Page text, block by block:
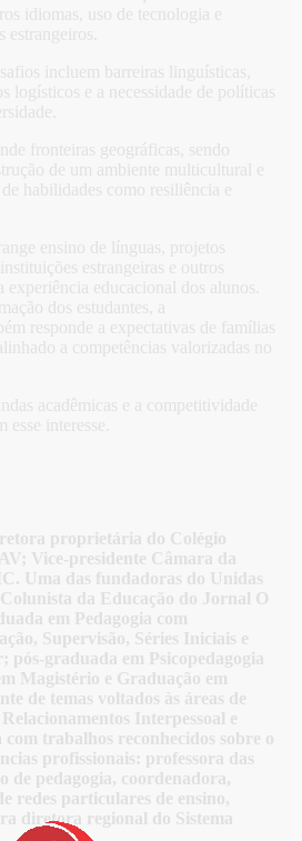
idiomas, uso de tecnologia e
estrangeiros.
incluem barreiras linguísticas,
logísticos e a necessidade de políticas
fronteiras geográficas, sendo
de um ambiente multicultural e
habilidades como resiliência e
ensino de línguas, projetos
estrangeiras e outros
experiência educacional dos alunos.
dos estudantes, a
responde a expectativas de famílias
a competências valorizadas no
acadêmicas e a competitividade
interesse.
proprietária do Colégio
Vice-presidente Câmara da
Uma das fundadoras do Unidas
da Educação do Jornal O
em Pedagogia com
Supervisão, Séries Iniciais e
pós-graduada em Psicopedagogia
Magistério e Graduação em
de temas voltados às áreas de
Interpessoal e
com trabalhos reconhecidos sobre o
profissionais: professora das
de pedagogia, coordenadora,
redes particulares de ensino,
diretora regional do Sistema